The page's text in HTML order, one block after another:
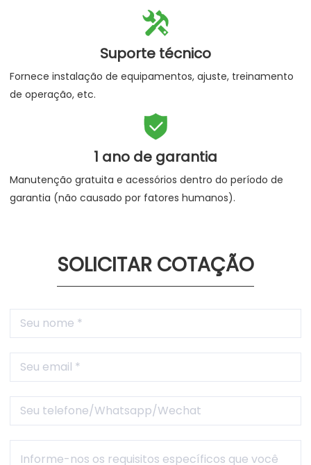

Suporte técnico
Fornece instalação de equipamentos, ajuste, treinamento
de operação, etc.

1 ano de garantia
Manutenção gratuita e acessórios dentro do período de
garantia (não causado por fatores humanos).
SOLICITAR COTAÇÃO